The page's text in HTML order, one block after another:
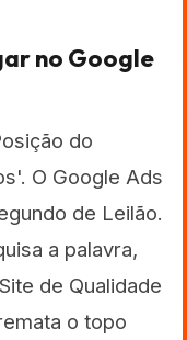
no Google
do
O Google Ads
de Leilão.
a palavra,
de Qualidade
o topo